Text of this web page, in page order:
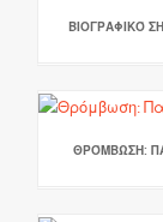
ΒΙΟΓΡΑΦΙΚΌ
ΘΡΌΜΒΩΣΗ: